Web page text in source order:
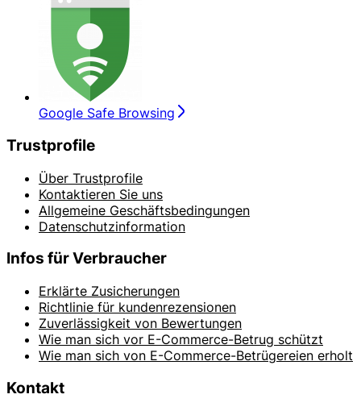
Google Safe Browsing
Trustprofile
Über Trustprofile
Kontaktieren Sie uns
Allgemeine Geschäftsbedingungen
Datenschutzinformation
Infos für Verbraucher
Erklärte Zusicherungen
Richtlinie für kundenrezensionen
Zuverlässigkeit von Bewertungen
Wie man sich vor E-Commerce-Betrug schützt
Wie man sich von E-Commerce-Betrügereien erholt
Kontakt